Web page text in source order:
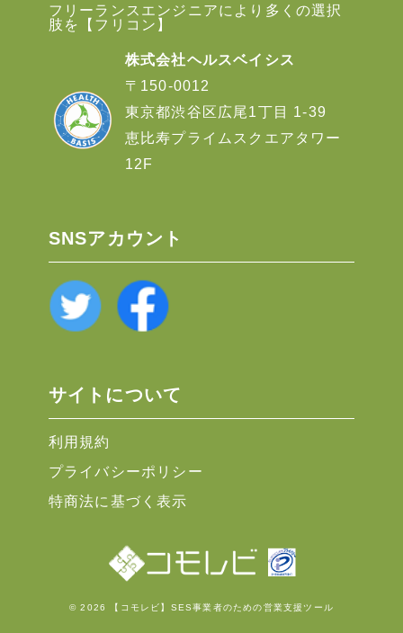
フリーランスエンジニアにより多くの選択
肢を【フリコン】
株式会社ヘルスベイシス
〒150-0012
東京都渋谷区広尾1丁目 1-39
恵比寿プライムスクエアタワー
12F
SNSアカウント
サイトについて
利用規約
プライバシーポリシー
特商法に基づく表示
© 2026 【コモレビ】SES事業者のための営業支援ツール